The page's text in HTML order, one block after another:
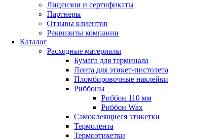
Лицензии и сертификаты
Партнеры
Отзывы клиентов
Реквизиты компании
Каталог
Расходные материалы
Бумага для терминала
Лента для этикет-пистолета
Пломбировочные наклейки
Риббоны
Риббон 110 мм
Риббон Wax
Самоклеящиеся этикетки
Термолента
Термоэтикетки